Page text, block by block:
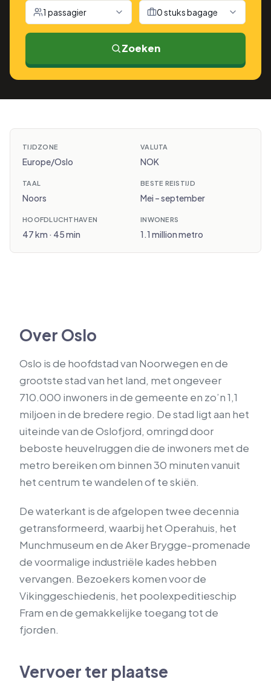
1 passagier 0 stuks bagage
Zoeken
TIJDZONE
Europe/Oslo
VALUTA
NOK
TAAL
Noors
BESTE REISTIJD
Mei – september
HOOFDLUCHTHAVEN
47 km · 45 min
INWONERS
1.1 million metro
Over Oslo
Oslo is de hoofdstad van Noorwegen en de
grootste stad van het land, met ongeveer
710.000 inwoners in de gemeente en zo’n 1,1
miljoen in de bredere regio. De stad ligt aan het
uiteinde van de Oslofjord, omringd door
beboste heuvelruggen die de inwoners met de
metro bereiken om binnen 30 minuten vanuit
het centrum te wandelen of te skiën.
De waterkant is de afgelopen twee decennia
getransformeerd, waarbij het Operahuis, het
Munchmuseum en de Aker Brygge-promenade
de voormalige industriële kades hebben
vervangen. Bezoekers komen voor de
Vikinggeschiedenis, het poolexpeditieschip
Fram en de gemakkelijke toegang tot de
fjorden.
Vervoer ter plaatse